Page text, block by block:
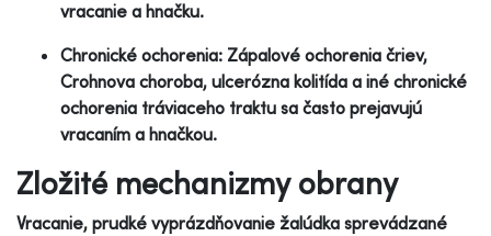
vracanie a hnačku.
Chronické ochorenia: Zápalové ochorenia čriev,
Crohnova choroba, ulcerózna kolitída a iné chronické
ochorenia tráviaceho traktu sa často prejavujú
vracaním a hnačkou.
Zložité mechanizmy obrany
Vracanie, prudké vyprázdňovanie žalúdka sprevádzané